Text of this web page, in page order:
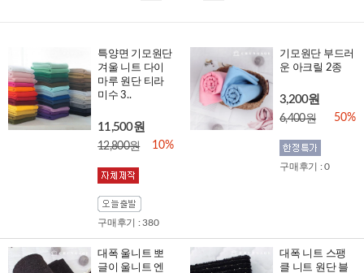
특양면 기모원단
겨울 니트 다이
마루 원단 티라
미수 3..
11,500원
12,800원 10%
구매후기 : 380
기모원단 부드러
운 아크릴 2종
3,200원
6,400원 50%
구매후기 : 0
대폭 울니트 뽀
글이 울니트 엔
대폭 니트 스팽
클 니트 원단 블